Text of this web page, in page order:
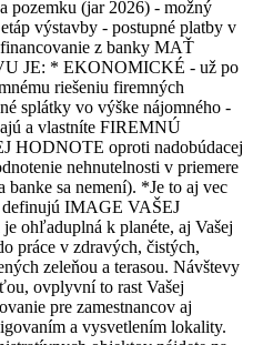
pozemku (jar 2026) - možný
výstavby - postupné platby v
z banky MAŤ
JE: * EKONOMICKÉ - už po
riešeniu firemných
splátky vo výške nájomného -
a vlastníte FIREMNÚ
oproti nadobúdacej
nehnutelnosti v priemere
banke sa nemení). *Je to aj vec
IMAGE VAŠEJ
ohľaduplná k planéte, aj Vašej
práce v zdravých, čistých,
zeleňou a terasou. Návštevy
ovplyvní to rast Vašej
pre zamestnancov aj
a vysvetlením lokality.